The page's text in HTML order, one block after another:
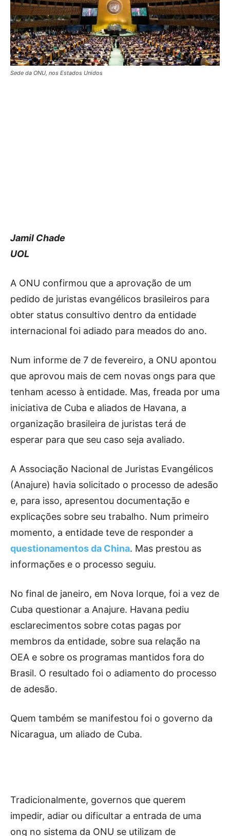
Sede da ONU, nos Estados Unidos
Jamil Chade
UOL
A ONU confirmou que a aprovação de um
pedido de juristas evangélicos brasileiros para
obter status consultivo dentro da entidade
internacional foi adiado para meados do ano.
Num informe de 7 de fevereiro, a ONU apontou
que aprovou mais de cem novas ongs para que
tenham acesso à entidade. Mas, freada por uma
iniciativa de Cuba e aliados de Havana, a
organização brasileira de juristas terá de
esperar para que seu caso seja avaliado.
A Associação Nacional de Juristas Evangélicos
(Anajure) havia solicitado o processo de adesão
e, para isso, apresentou documentação e
explicações sobre seu trabalho. Num primeiro
momento, a entidade teve de responder a
questionamentos da China. Mas prestou as
informações e o processo seguiu.
No final de janeiro, em Nova Iorque, foi a vez de
Cuba questionar a Anajure. Havana pediu
esclarecimentos sobre cotas pagas por
membros da entidade, sobre sua relação na
OEA e sobre os programas mantidos fora do
Brasil. O resultado foi o adiamento do processo
de adesão.
Quem também se manifestou foi o governo da
Nicaragua, um aliado de Cuba.
Tradicionalmente, governos que querem
impedir, adiar ou dificultar a entrada de uma
ong no sistema da ONU se utilizam de